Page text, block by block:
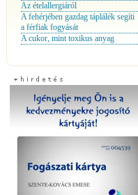
Az ételallergiáról
A fehérjében gazdag táplálék segíti
a férfiak fogyását
A cukor, mint toxikus anyag